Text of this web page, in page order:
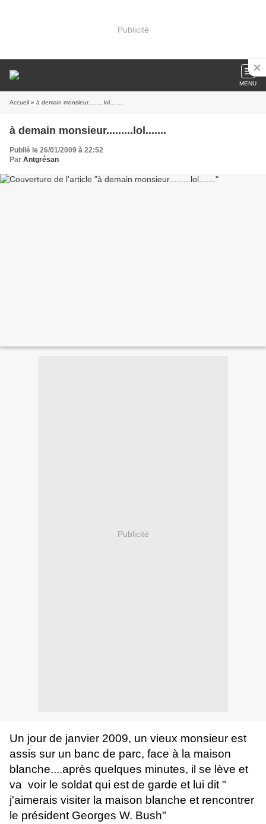
Publicité
MENU
Accueil » à demain monsieur.........lol.......
à demain monsieur.........lol.......
Publié le 26/01/2009 à 22:52
Par Antgrésan
Publicité
Un jour de janvier 2009, un vieux monsieur est
assis sur un banc de parc, face à la maison
blanche....après quelques minutes, il se lève et
va voir le soldat qui est de garde et lui dit "
j'aimerais visiter la maison blanche et rencontrer
le président Georges W. Bush"